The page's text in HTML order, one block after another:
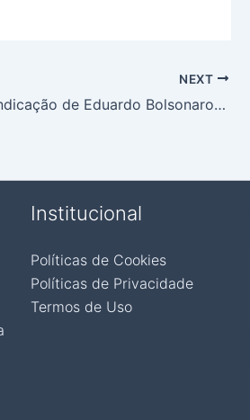
NEXT
Indicação de Eduardo Bolsonaro a embaixada abre guerra de pareceres no Senado
Institucional
Políticas de Cookies
Políticas de Privacidade
Termos de Uso